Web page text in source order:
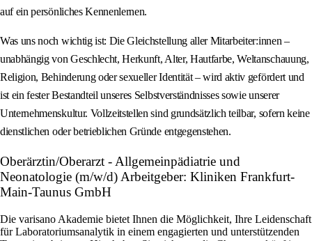
auf ein persönliches Kennenlernen.
Was uns noch wichtig ist: Die Gleichstellung aller Mitarbeiter:innen –
unabhängig von Geschlecht, Herkunft, Alter, Hautfarbe, Weltanschauung,
Religion, Behinderung oder sexueller Identität – wird aktiv gefördert und
ist ein fester Bestandteil unseres Selbstverständnisses sowie unserer
Unternehmenskultur. Vollzeitstellen sind grundsätzlich teilbar, sofern keine
dienstlichen oder betrieblichen Gründe entgegenstehen.
Oberärztin/Oberarzt - Allgemeinpädiatrie und
Neonatologie (m/w/d) Arbeitgeber: Kliniken Frankfurt-
Main-Taunus GmbH
Die varisano Akademie bietet Ihnen die Möglichkeit, Ihre Leidenschaft
für Laboratoriumsanalytik in einem engagierten und unterstützenden